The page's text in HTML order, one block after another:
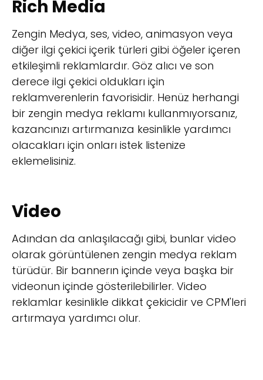
Rich Media
Zengin Medya, ses, video, animasyon veya
diğer ilgi çekici içerik türleri gibi öğeler içeren
etkileşimli reklamlardır. Göz alıcı ve son
derece ilgi çekici oldukları için
reklamverenlerin favorisidir. Henüz herhangi
bir zengin medya reklamı kullanmıyorsanız,
kazancınızı artırmanıza kesinlikle yardımcı
olacakları için onları istek listenize
eklemelisiniz.
Video
Adından da anlaşılacağı gibi, bunlar video
olarak görüntülenen zengin medya reklam
türüdür. Bir bannerın içinde veya başka bir
videonun içinde gösterilebilirler. Video
reklamlar kesinlikle dikkat çekicidir ve CPM'leri
artırmaya yardımcı olur.